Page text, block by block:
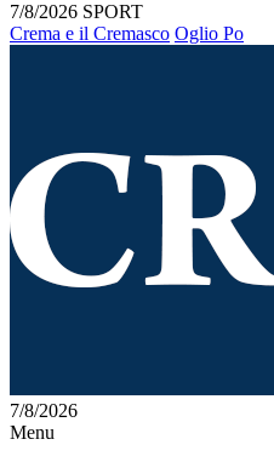
7/8/2026 SPORT
Crema e il Cremasco Oglio Po
7/8/2026
Menu